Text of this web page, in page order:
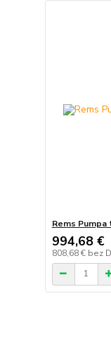
Rems Pumpa
994,68 €
808,68 € bez